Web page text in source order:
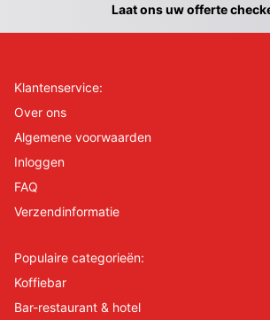
Laat ons uw offerte
Klantenservice:
Over ons
Algemene voorwaarden
Inloggen
FAQ
Verzendinformatie
Populaire categorieën:
Koffiebar
Bar-restaurant & hotel